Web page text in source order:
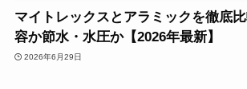
マイトレックスとアラミックを徹底
容か節水・水圧か【2026年最新】
2026年6月29日